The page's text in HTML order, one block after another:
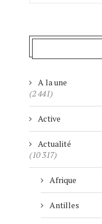
A la une
(2 441)
Active
Actualité
(10 317)
Afrique
Antilles